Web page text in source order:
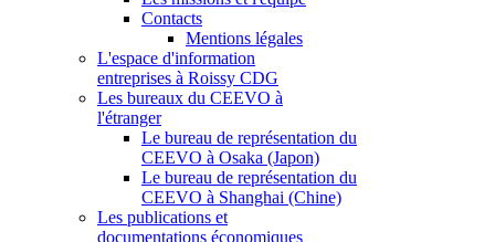
Contacts
Mentions légales
L'espace d'information
entreprises à Roissy CDG
Les bureaux du CEEVO à
l'étranger
Le bureau de représentation du
CEEVO à Osaka (Japon)
Le bureau de représentation du
CEEVO à Shanghai (Chine)
Les publications et
documentations économiques